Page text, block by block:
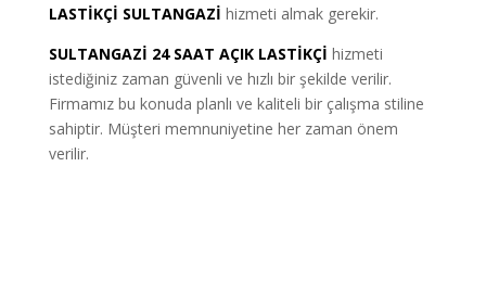
LASTİKÇİ SULTANGAZİ hizmeti almak gerekir.
SULTANGAZİ 24 SAAT AÇIK LASTİKÇİ hizmeti
istediğiniz zaman güvenli ve hızlı bir şekilde verilir.
Firmamız bu konuda planlı ve kaliteli bir çalışma stiline
sahiptir. Müşteri memnuniyetine her zaman önem
verilir.